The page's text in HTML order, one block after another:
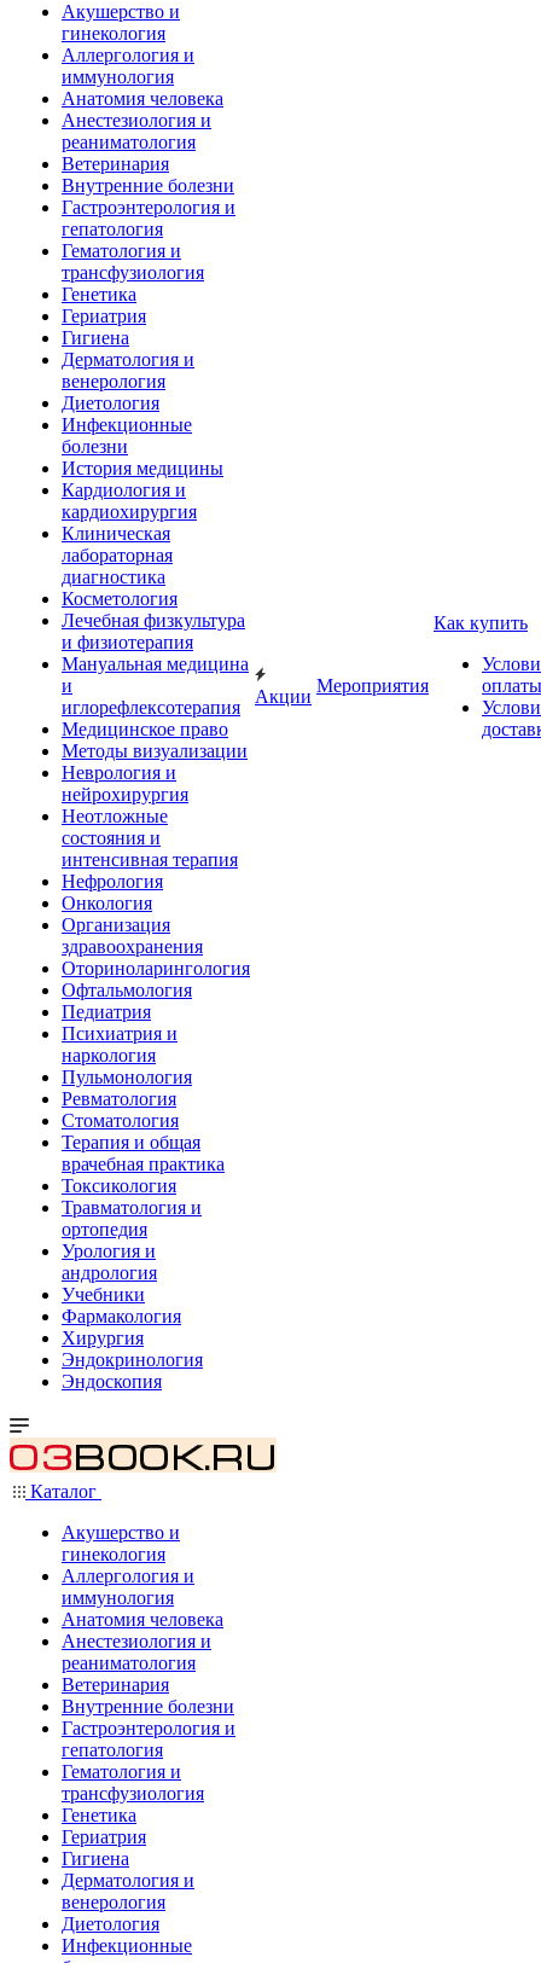
Акушерство и
гинекология
Аллергология и
иммунология
Анатомия человека
Анестезиология и
реаниматология
Ветеринария
Внутренние болезни
Гастроэнтерология и
гепатология
Гематология и
трансфузиология
Генетика
Гериатрия
Гигиена
Дерматология и
венерология
Диетология
Инфекционные
болезни
История медицины
Кардиология и
кардиохирургия
Клиническая
лабораторная
диагностика
Косметология
Лечебная физкультура
и физиотерапия
Мануальная медицина
и
иглорефлексотерапия
Медицинское право
Методы визуализации
Неврология и
нейрохирургия
Неотложные
состояния и
интенсивная терапия
Нефрология
Онкология
Организация
здравоохранения
Оториноларингология
Офтальмология
Педиатрия
Психиатрия и
наркология
Пульмонология
Ревматология
Стоматология
Терапия и общая
врачебная практика
Токсикология
Травматология и
ортопедия
Урология и
андрология
Учебники
Фармакология
Хирургия
Эндокринология
Эндоскопия
Акции
Мероприятия
Как купить
оплаты
Каталог
Акушерство и
гинекология
Аллергология и
иммунология
Анатомия человека
Анестезиология и
реаниматология
Ветеринария
Внутренние болезни
Гастроэнтерология и
гепатология
Гематология и
трансфузиология
Генетика
Гериатрия
Гигиена
Дерматология и
венерология
Диетология
Инфекционные